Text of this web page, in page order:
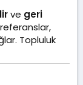
ve geri
Topluluk